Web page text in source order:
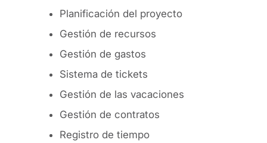
Planificación del proyecto
Gestión de recursos
Gestión de gastos
Sistema de tickets
Gestión de las vacaciones
Gestión de contratos
Registro de tiempo